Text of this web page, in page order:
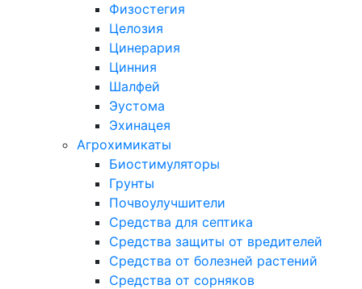
Физостегия
Целозия
Цинерария
Цинния
Шалфей
Эустома
Эхинацея
Агрохимикаты
Биостимуляторы
Грунты
Почвоулучшители
Средства для септика
Средства защиты от вредителей
Средства от болезней растений
Средства от сорняков